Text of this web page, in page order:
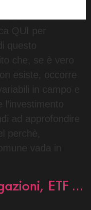
QUI per
questo
che, se è vero
esiste, occorre
in campo e
ad approfondire
vada in
ETF …